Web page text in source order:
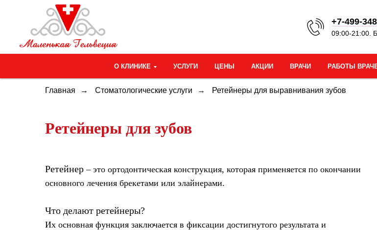
+7-499-
09:00-21:00.
О КЛИНИКЕ УСЛУГИ ЦЕНЫ АКЦИИ ВРАЧИ РАБОТЫ
Главная → Стоматологические услуги → Ретейнеры для выравнивания зубов
Ретейнеры для зубов
Ретейнер – это ортодонтическая конструкция, которая применяется по окончании
основного лечения брекетами или элайнерами.
Что делают ретейнеры?
Их основная функция заключается в фиксации достигнутого результата и